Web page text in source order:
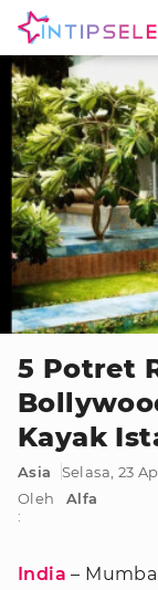
5 Potret
Kayak
Asia
Selasa, 23
Oleh
:
Alfa
India –